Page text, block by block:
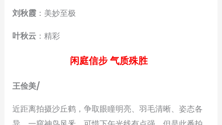
刘秋霞 ：美妙至极
叶秋云 ：精彩
闲庭信步 气质殊胜
王俭美/
近距离拍摄沙丘鹤，争取眼瞳明亮、羽毛清晰、姿态各